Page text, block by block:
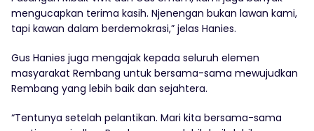
mengucapkan terima kasih. Njenengan bukan lawan kami,
tapi kawan dalam berdemokrasi,” jelas Hanies.
Gus Hanies juga mengajak kepada seluruh elemen
masyarakat Rembang untuk bersama-sama mewujudkan
Rembang yang lebih baik dan sejahtera.
“Tentunya setelah pelantikan. Mari kita bersama-sama